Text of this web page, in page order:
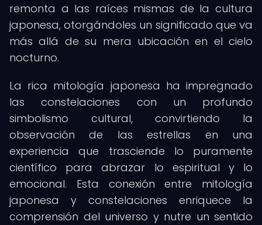
remonta a las raíces mismas de la cultura
japonesa, otorgándoles un significado que va
más allá de su mera ubicación en el cielo
nocturno.
La rica mitología japonesa ha impregnado
las constelaciones con un profundo
simbolismo cultural, convirtiendo la
observación de las estrellas en una
experiencia que trasciende lo puramente
científico para abrazar lo espiritual y lo
emocional. Esta conexión entre mitología
japonesa y constelaciones enriquece la
comprensión del universo y nutre un sentido